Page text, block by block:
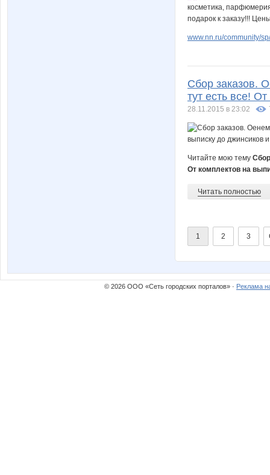
www.nn.ru/community/
Сбор заказов.
тут есть все!
28.11.2015 в 23:02
Читайте мою тему
От комплектов на
Читать полностью
1 2 3
© 2026 ООО «Сеть городских порталов» · Реклама